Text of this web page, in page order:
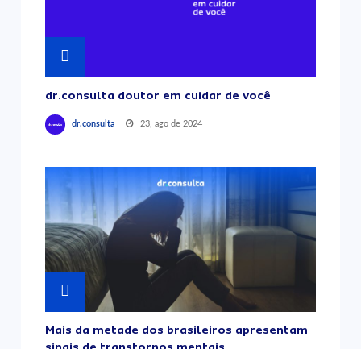
dr.consulta doutor em cuidar de você
dr.consulta 23, ago de 2024
Mais da metade dos brasileiros apresentam